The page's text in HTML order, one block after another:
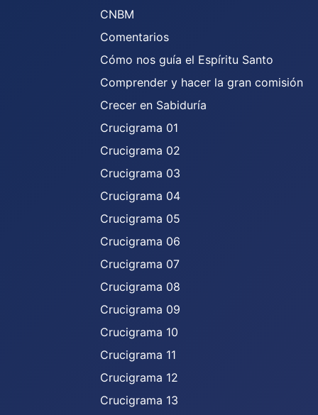
CNBM
Comentarios
Cómo nos guía el Espíritu Santo
Comprender y hacer la gran comisión
Crecer en Sabiduría
Crucigrama 01
Crucigrama 02
Crucigrama 03
Crucigrama 04
Crucigrama 05
Crucigrama 06
Crucigrama 07
Crucigrama 08
Crucigrama 09
Crucigrama 10
Crucigrama 11
Crucigrama 12
Crucigrama 13